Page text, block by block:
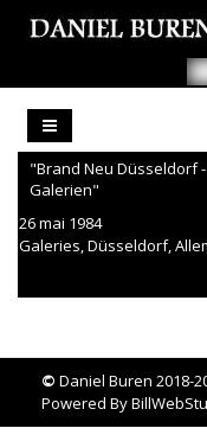
"Brand Neu Düsseldorf
Galerien"
26 mai 1984
Galeries, Düsseldorf,
© Daniel Buren 2018-
Powered By